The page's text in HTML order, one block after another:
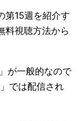
第15週を紹介す
料視聴方法から
が一般的なので
では配信され